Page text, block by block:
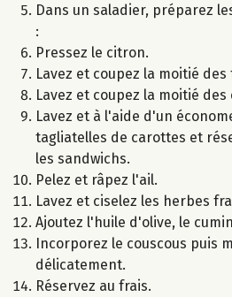
Dans un saladier, préparez
:
Pressez le citron.
Lavez et coupez la moitié
Lavez et coupez la moitié
Lavez et à l'aide d'un
tagliatelles de carottes et
les sandwichs.
Pelez et râpez l'ail.
Lavez et ciselez les herbes
Ajoutez l'huile d'olive, le
Incorporez le couscous puis
délicatement.
Réservez au frais.